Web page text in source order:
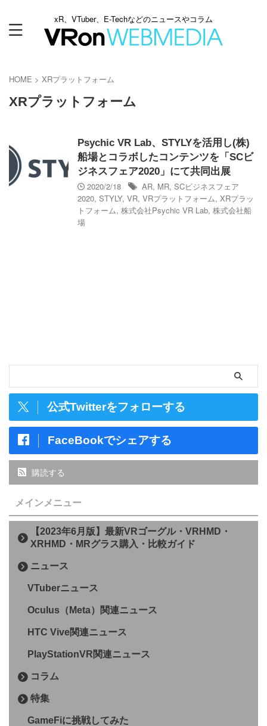
xR、VTuber、E-Techなどのニュースやコラム
HOME > XRプラットフォーム
XRプラットフォーム
Psychic VR Lab、STYLYを活用し(株)
船場とコラボしたコンテンツを「SCビ
ジネスフェア2020」にて共同出展
2020/2/18
AR, MR, SCビジネスフェア
2020, STYLY, VR, VRプラットフォーム, XRプラッ
トフォーム, 株式会社Psychic VR Lab, 株式会社船
場
公式Twitterをフォローする
FaceBookでシェアする
購読する
メインメニュー
【2023年6月版】最新VRゴーグル・VRHMD・
XRHMD・MRグラス購入・比較ガイド
ニュース
VTuberニュース
Oculus（Meta）関連ニュース
HTC Vive関連ニュース
PlayStationVR関連ニュース
コラム
特集
GameFiに挑戦してみた